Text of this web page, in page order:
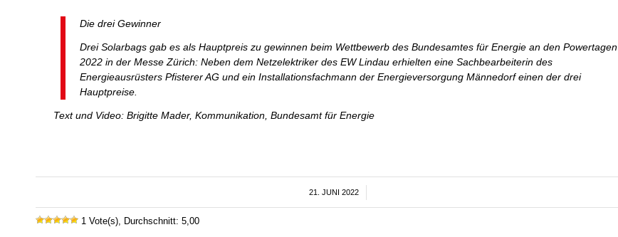
Die drei Gewinner
Drei Solarbags gab es als Hauptpreis zu gewinnen beim Wettbewerb des Bundesamtes für Energie an den Powertagen
2022 in der Messe Zürich: Neben dem Netzelektriker des EW Lindau erhielten eine Sachbearbeiterin des
Energieausrüsters Pfisterer AG und ein Installationsfachmann der Energieversorgung Männedorf einen der drei
Hauptpreise.
Text und Video: Brigitte Mader, Kommunikation, Bundesamt für Energie
21. JUNI 2022
/
1 Vote(s), Durchschnitt: 5,00